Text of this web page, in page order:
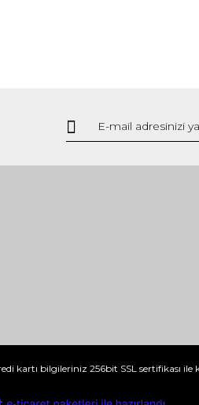
kartı bilgileriniz 256bit SSL sertifikası